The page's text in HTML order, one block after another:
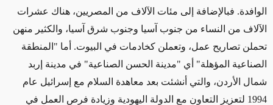
الوافدة. فبالإضافة إلى مئات الآلاف من المصريين، هناك عشرات
الآلاف من النساء من جنوب آسيا وجنوب شرق آسيا، والكثير منهن
تحملن تصاريح عمل، وتعملن كخادمات في البيوت. أما "المنطقة
الصناعية المؤهلة" أي "مدينة الحسن الصناعية" في مدينة إربد
شمال الأردن، والتي أنشئت بعد معاهدة السلام مع إسرائيل عام
1994 لتعزيز التعاون مع الدولة اليهودية وزيادة فرص العمل في